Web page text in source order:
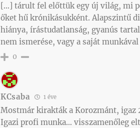
[…] tárult fel előttük egy új világ, mi
őket hű krónikásukként. Alapszintű
hiánya, írástudatlanság, gyanús
nem ismerése, vagy a saját
0
KCsaba 1 éve
Mostmár kirakták a Korozmánt, igaz
Igazi profi munka… visszamenőleg